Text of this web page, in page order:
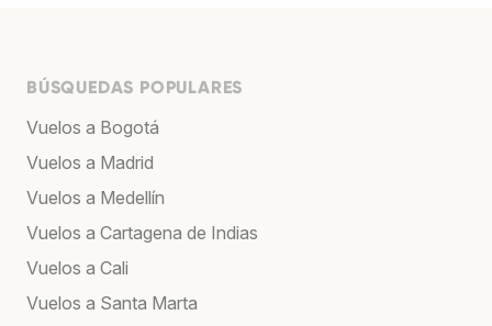
BÚSQUEDAS POPULARES
Vuelos a Bogotá
Vuelos a Madrid
Vuelos a Medellín
Vuelos a Cartagena de Indias
Vuelos a Cali
Vuelos a Santa Marta